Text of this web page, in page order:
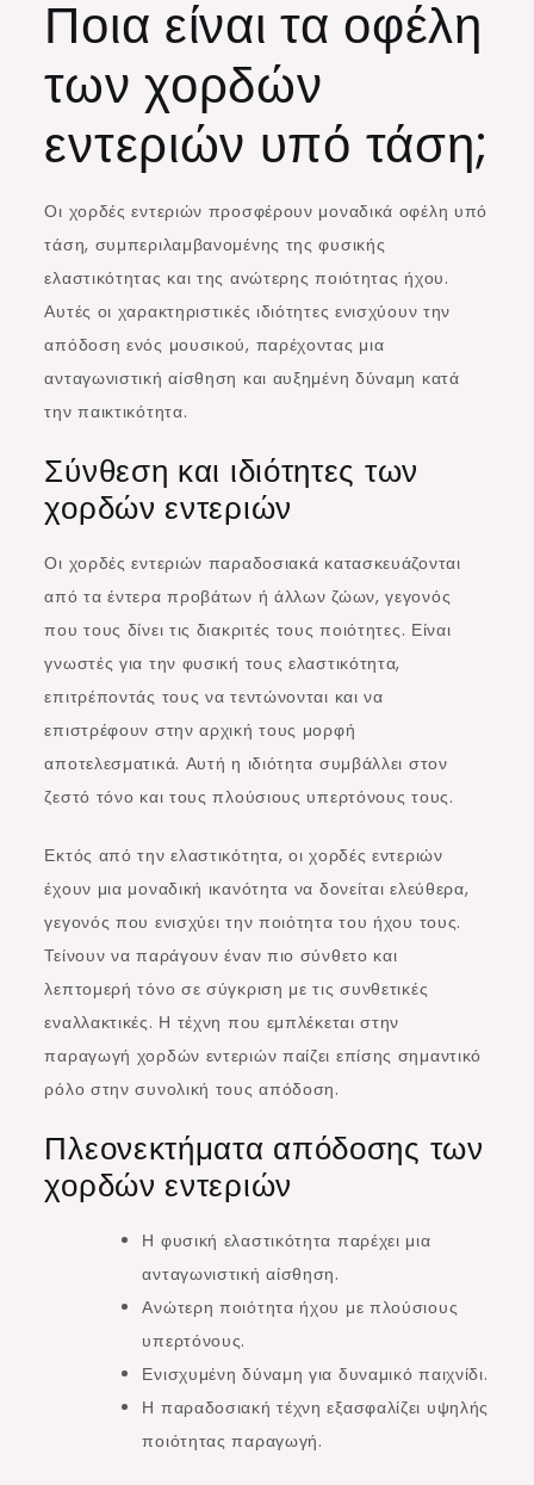
Ποια είναι τα οφέλη
των χορδών
εντεριών υπό τάση;
Οι χορδές εντεριών προσφέρουν μοναδικά οφέλη υπό
τάση, συμπεριλαμβανομένης της φυσικής
ελαστικότητας και της ανώτερης ποιότητας ήχου.
Αυτές οι χαρακτηριστικές ιδιότητες ενισχύουν την
απόδοση ενός μουσικού, παρέχοντας μια
ανταγωνιστική αίσθηση και αυξημένη δύναμη κατά
την παικτικότητα.
Σύνθεση και ιδιότητες των
χορδών εντεριών
Οι χορδές εντεριών παραδοσιακά κατασκευάζονται
από τα έντερα προβάτων ή άλλων ζώων, γεγονός
που τους δίνει τις διακριτές τους ποιότητες. Είναι
γνωστές για την φυσική τους ελαστικότητα,
επιτρέποντάς τους να τεντώνονται και να
επιστρέφουν στην αρχική τους μορφή
αποτελεσματικά. Αυτή η ιδιότητα συμβάλλει στον
ζεστό τόνο και τους πλούσιους υπερτόνους τους.
Εκτός από την ελαστικότητα, οι χορδές εντεριών
έχουν μια μοναδική ικανότητα να δονείται ελεύθερα,
γεγονός που ενισχύει την ποιότητα του ήχου τους.
Τείνουν να παράγουν έναν πιο σύνθετο και
λεπτομερή τόνο σε σύγκριση με τις συνθετικές
εναλλακτικές. Η τέχνη που εμπλέκεται στην
παραγωγή χορδών εντεριών παίζει επίσης σημαντικό
ρόλο στην συνολική τους απόδοση.
Πλεονεκτήματα απόδοσης των
χορδών εντεριών
Η φυσική ελαστικότητα παρέχει μια
ανταγωνιστική αίσθηση.
Ανώτερη ποιότητα ήχου με πλούσιους
υπερτόνους.
Ενισχυμένη δύναμη για δυναμικό παιχνίδι.
Η παραδοσιακή τέχνη εξασφαλίζει υψηλής
ποιότητας παραγωγή.